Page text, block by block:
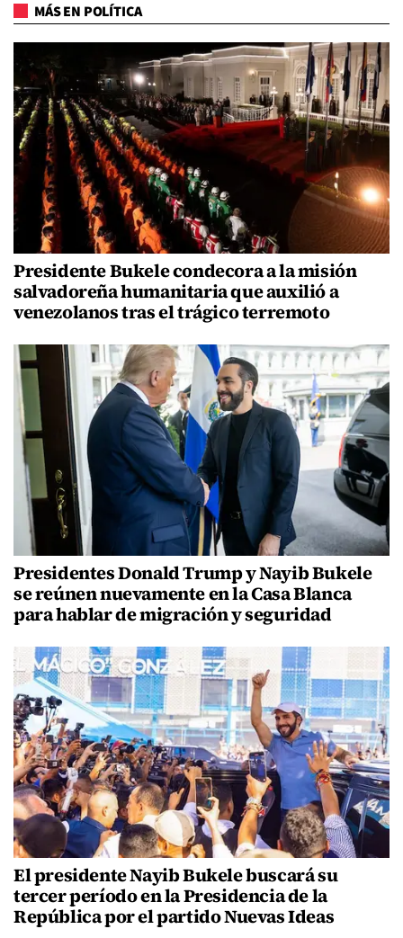
MÁS EN POLÍTICA
Presidente Bukele condecora a la misión
salvadoreña humanitaria que auxilió a
venezolanos tras el trágico terremoto
Presidentes Donald Trump y Nayib Bukele
se reúnen nuevamente en la Casa Blanca
para hablar de migración y seguridad
El presidente Nayib Bukele buscará su
tercer período en la Presidencia de la
República por el partido Nuevas Ideas